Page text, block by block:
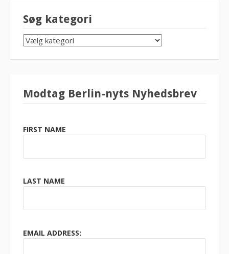
Søg kategori
SØG
KATEGORI
Modtag Berlin-nyts Nyhedsbrev
FIRST NAME
LAST NAME
EMAIL ADDRESS: